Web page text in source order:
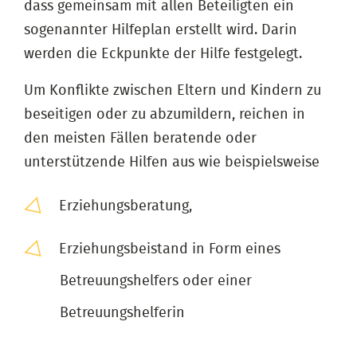
dass gemeinsam mit allen Beteiligten ein
sogenannter Hilfeplan erstellt wird. Darin
werden die Eckpunkte der Hilfe festgelegt.
Um Konflikte zwischen Eltern und Kindern zu
beseitigen oder zu abzumildern, reichen in
den meisten Fällen beratende oder
unterstützende Hilfen aus wie beispielsweise
Erziehungsberatung,
Erziehungsbeistand in Form eines
Betreuungshelfers oder einer
Betreuungshelferin